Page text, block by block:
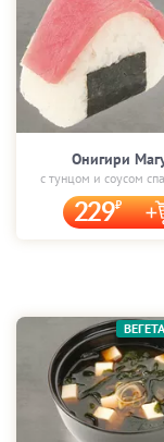
Онигири
с тунцом и соусом
229